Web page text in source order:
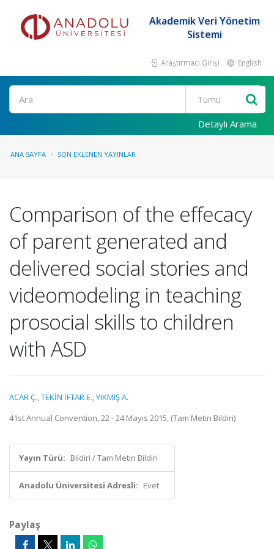
Akademik Veri Yönetim
Sistemi
Araştırmacı Girişi English
Ara
Detaylı Arama
ANA SAYFA SON EKLENEN YAYINLAR
Comparison of the effecacy
of parent generated and
delivered social stories and
videomodeling in teaching
prosocial skills to children
with ASD
ACAR Ç.,TEKİN İFTAR E.,YIKMIŞ A.
41st Annual Convention, 22 - 24 Mayıs 2015, (Tam Metin Bildiri)
Yayın Türü: Bildiri / Tam Metin Bildiri
Anadolu Üniversitesi Adresli: Evet
Paylaş